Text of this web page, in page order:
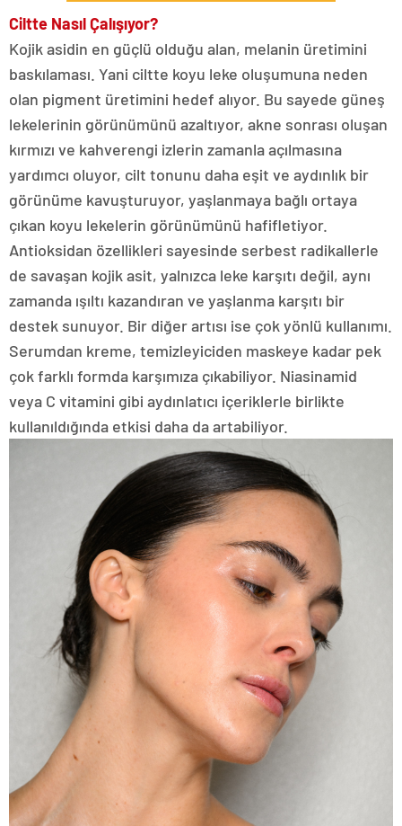
Ciltte Nasıl Çalışıyor?
Kojik asidin en güçlü olduğu alan, melanin üretimini
baskılaması. Yani ciltte koyu leke oluşumuna neden
olan pigment üretimini hedef alıyor. Bu sayede güneş
lekelerinin görünümünü azaltıyor, akne sonrası oluşan
kırmızı ve kahverengi izlerin zamanla açılmasına
yardımcı oluyor, cilt tonunu daha eşit ve aydınlık bir
görünüme kavuşturuyor, yaşlanmaya bağlı ortaya
çıkan koyu lekelerin görünümünü hafifletiyor.
Antioksidan özellikleri sayesinde serbest radikallerle
de savaşan kojik asit, yalnızca leke karşıtı değil, aynı
zamanda ışıltı kazandıran ve yaşlanma karşıtı bir
destek sunuyor. Bir diğer artısı ise çok yönlü kullanımı.
Serumdan kreme, temizleyiciden maskeye kadar pek
çok farklı formda karşımıza çıkabiliyor. Niasinamid
veya C vitamini gibi aydınlatıcı içeriklerle birlikte
kullanıldığında etkisi daha da artabiliyor.